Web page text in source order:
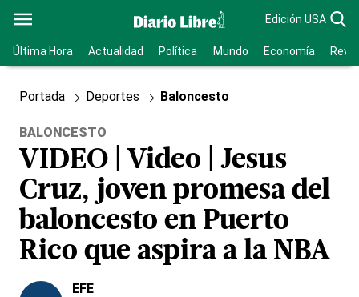
Edición USA
Última Hora Actualidad Política Mundo Economía
Portada Deportes Baloncesto
BALONCESTO
VIDEO | Video | Jesus
Cruz, joven promesa del
baloncesto en Puerto
Rico que aspira a la NBA
EFE